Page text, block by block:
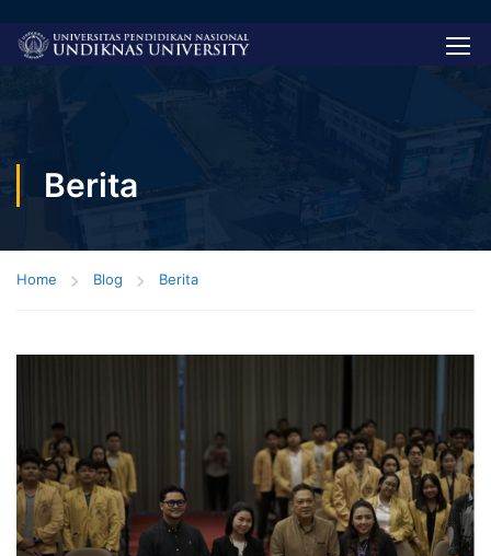
Berita
Home Blog Berita